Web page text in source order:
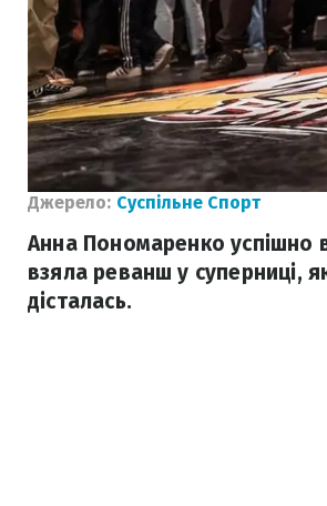
Джерело: Суспільне Спорт
Анна Пономаренко успішно
взяла реванш у суперниці,
дісталась.